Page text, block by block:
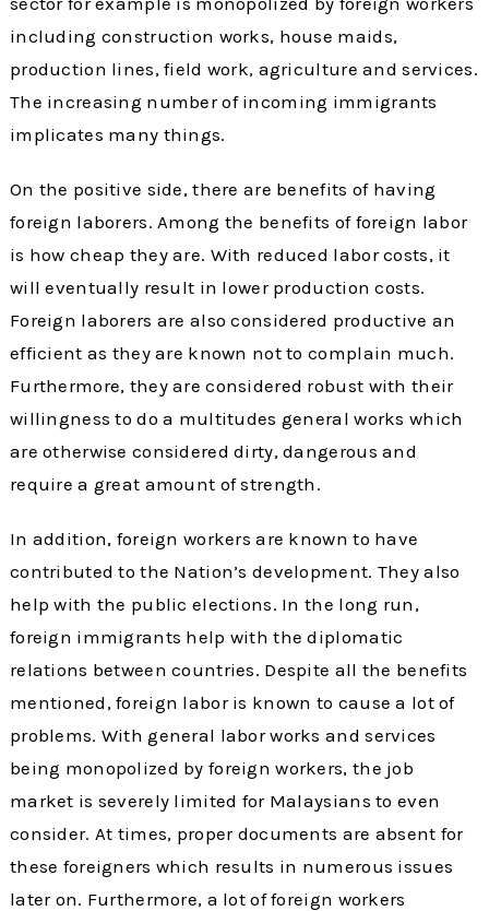
including construction works, house maids,
production lines, field work, agriculture and services.
The increasing number of incoming immigrants
implicates many things.
On the positive side, there are benefits of having
foreign laborers. Among the benefits of foreign labor
is how cheap they are. With reduced labor costs, it
will eventually result in lower production costs.
Foreign laborers are also considered productive an
efficient as they are known not to complain much.
Furthermore, they are considered robust with their
willingness to do a multitudes general works which
are otherwise considered dirty, dangerous and
require a great amount of strength.
In addition, foreign workers are known to have
contributed to the Nation’s development. They also
help with the public elections. In the long run,
foreign immigrants help with the diplomatic
relations between countries. Despite all the benefits
mentioned, foreign labor is known to cause a lot of
problems. With general labor works and services
being monopolized by foreign workers, the job
market is severely limited for Malaysians to even
consider. At times, proper documents are absent for
these foreigners which results in numerous issues
later on. Furthermore, a lot of foreign workers